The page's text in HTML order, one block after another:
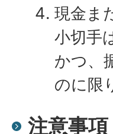
現金ま
小切手
かつ、
のに限
注意事項